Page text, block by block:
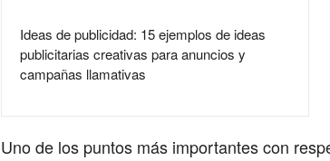
Ideas de publicidad: 15 ejemplos de ideas
publicitarias creativas para anuncios y
campañas llamativas
Uno de los puntos más importantes con